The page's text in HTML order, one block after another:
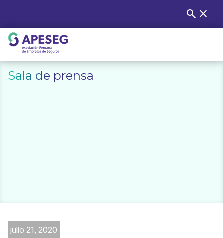
content
Buscar:
search close
APESEG
Sala de prensa
julio 21, 2020